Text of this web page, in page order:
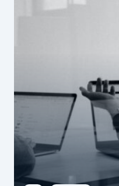
Le marché de la pub
Observatoire de
français de la
progressé de
2015 et devrait
Le marché de la pub digitale
16 juillet 2015 at 9h49